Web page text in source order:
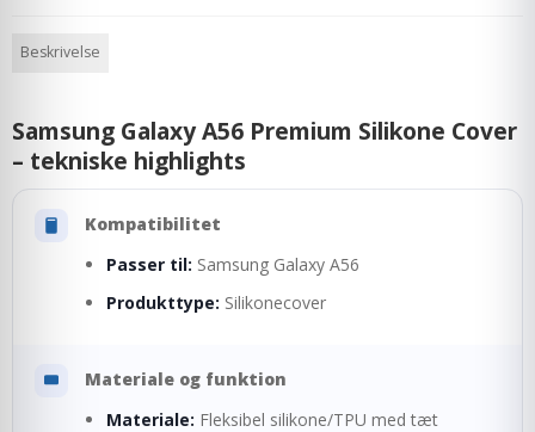
Beskrivelse
Samsung Galaxy A56 Premium Silikone Cover
– tekniske highlights
Kompatibilitet
Passer til: Samsung Galaxy A56
Produkttype: Silikonecover
Materiale og funktion
Materiale: Fleksibel silikone/TPU med tæt